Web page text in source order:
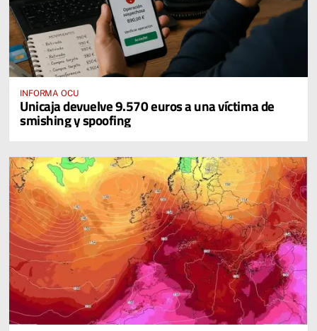
INFORMA OCU
Unicaja devuelve 9.570 euros a una víctima de
smishing y spoofing